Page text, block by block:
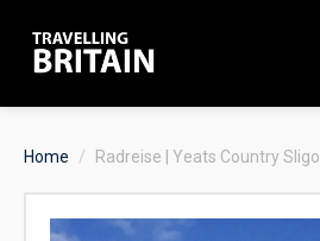
Home Radreise | Yeats Country Sligo